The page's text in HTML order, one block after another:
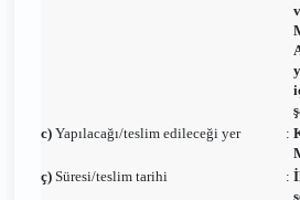
c) Yapılacağı/teslim edileceği yer :
ç) Süresi/teslim tarihi :